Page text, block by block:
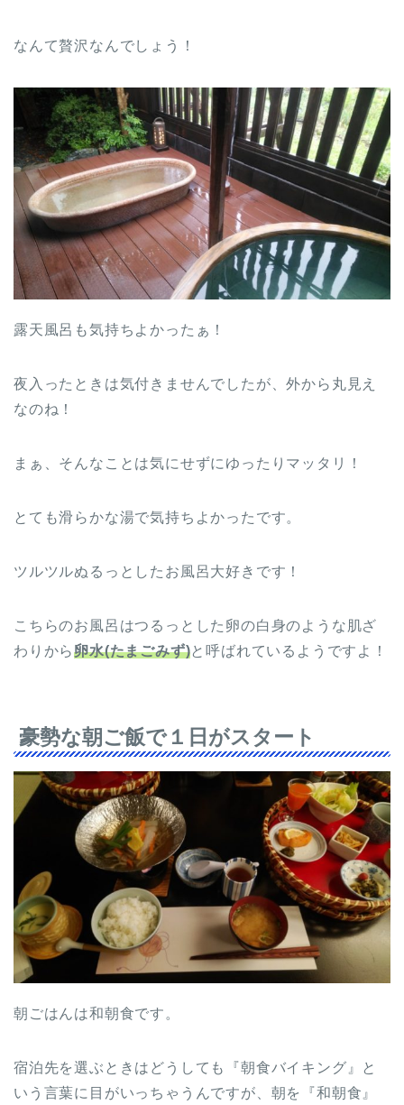
なんて贅沢なんでしょう！
露天風呂も気持ちよかったぁ！
夜入ったときは気付きませんでしたが、外から丸見え
なのね！
まぁ、そんなことは気にせずにゆったりマッタリ！
とても滑らかな湯で気持ちよかったです。
ツルツルぬるっとしたお風呂大好きです！
こちらのお風呂はつるっとした卵の白身のような肌ざ
わりから卵水(たまごみず)と呼ばれているようですよ！
豪勢な朝ご飯で１日がスタート
朝ごはんは和朝食です。
宿泊先を選ぶときはどうしても『朝食バイキング』と
いう言葉に目がいっちゃうんですが、朝を『和朝食』